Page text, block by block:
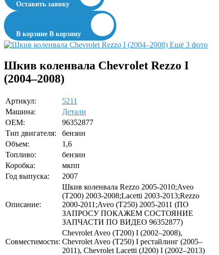
Оставить заявку
В корзине В корзину
Ещё 3 фото
Шкив коленвала Chevrolet Rezzo I
(2004–2008)
Артикул:
5211
Машина:
Детали
OEM:
96352877
Тип двигателя:
бензин
Объем:
1,6
Топливо:
бензин
Коробка:
мкпп
Год выпуска:
2007
Описание:
Шкив коленвала Rezzo 2005-2010;Aveo
(T200) 2003-2008;Lacetti 2003-2013;Rezzo
2000-2011;Aveo (T250) 2005-2011 (ПО
ЗАПРОСУ ПОКАЖЕМ СОСТОЯНИЕ
ЗАПЧАСТИ ПО ВИДЕО 96352877)
Совместимости:
Chevrolet Aveo (T200) I (2002–2008),
Chevrolet Aveo (T250) I рестайлинг (2005–
2011), Chevrolet Lacetti (J200) I (2002–2013)